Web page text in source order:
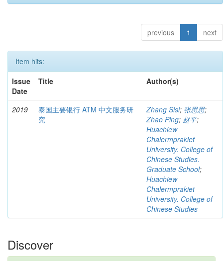
previous 1 next
Item hits:
Issue
Date
Title Author(s)
2019
泰国主要银行 ATM 中文服务研
究
Zhang Sisi; 张思思;
Zhao Ping; 赵平;
Huachiew
Chalermprakiet
University. College of
Chinese Studies.
Graduate School;
Huachiew
Chalermprakiet
University. College of
Chinese Studies
Discover